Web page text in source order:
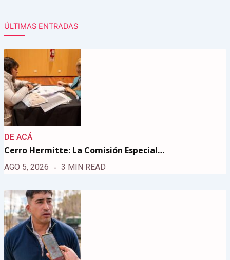
ÚLTIMAS ENTRADAS
DE ACÁ
Cerro Hermitte: La Comisión Especial…
AGO 5, 2026 3 MIN READ